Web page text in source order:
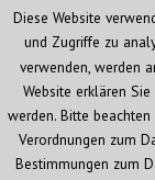
Diese Website
und Zugriffe zu
verwenden, werden
Website erklären
werden. Bitte
Verordnungen zum
Bestimmungen zum